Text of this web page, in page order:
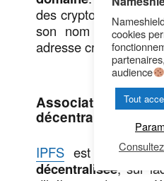
des crypto-actifs à un
son nom de
adresse
Association avec
décentralisé
IPFS est une
décentralisée, sur
cookies
audience
Tout